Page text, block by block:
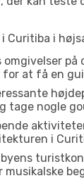
Curitiba i
omgivelser
at få en
tage nogle
i